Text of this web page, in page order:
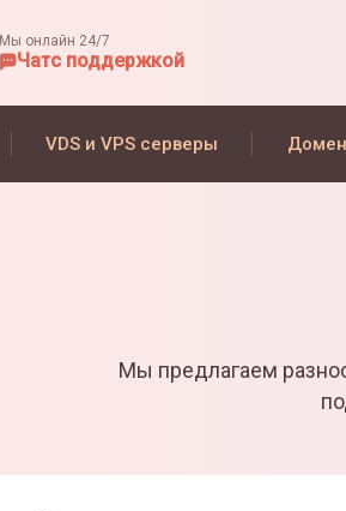
Мы онлайн 24/7
Чатс поддержкой
VDS и VPS серверы
Мы предлагаем